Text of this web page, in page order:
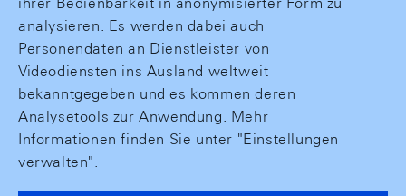
analysieren. Es werden dabei auch
Personendaten an Dienstleister von
Videodiensten ins Ausland weltweit
bekanntgegeben und es kommen deren
Analysetools zur Anwendung. Mehr
Informationen finden Sie unter "Einstellungen
verwalten".